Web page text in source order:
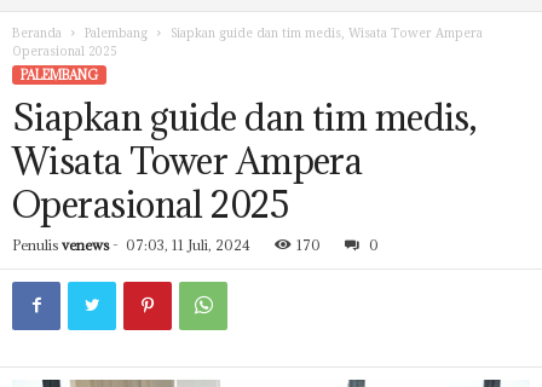
Beranda Palembang
Siapkan guide dan tim medis, Wisata Tower Ampera
Operasional 2025
PALEMBANG
Siapkan guide dan tim medis,
Wisata Tower Ampera
Operasional 2025
Penulis venews- 07:03, 11 Juli, 2024 170 0